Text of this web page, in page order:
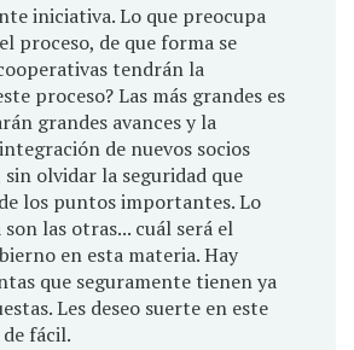
iniciativa. Lo que preocupa
proceso, de que forma se
tendrán la
proceso? Las más grandes es
grandes avances y la
de nuevos socios
sin olvidar la seguridad que
los puntos importantes. Lo
las otras... cuál será el
en esta materia. Hay
que seguramente tienen ya
Les deseo suerte en este
fácil.